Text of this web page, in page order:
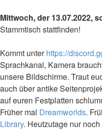
Mittwoch, der 13.07.2022,
Stammtisch stattfinden!
Kommt unterhttps://
Sprachkanal, Kamera
unsere Bildschirme. Traut
auch über antike
auf euren Festplatten
Früher mal Dreamworlds.
Library. Heutzutage nur